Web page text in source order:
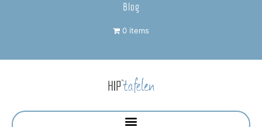
Blog
0 items